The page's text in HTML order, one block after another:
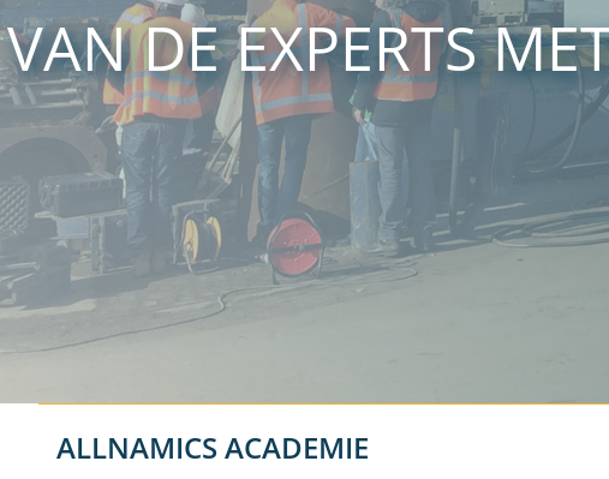
VAN DE EXPERTS
ALLNAMICS ACADEMIE